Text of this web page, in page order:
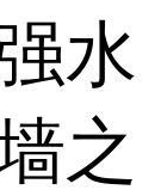
水
之